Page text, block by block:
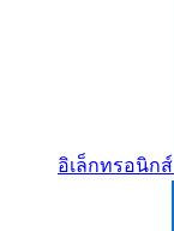
อิเล็กทรอนิกส์